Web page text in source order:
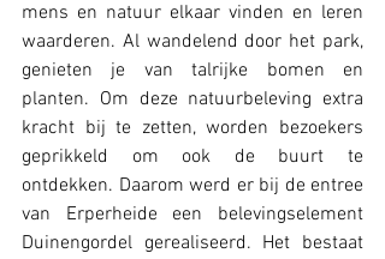
mens en natuur elkaar vinden en leren
waarderen. Al wandelend door het park,
genieten je van talrijke bomen en
planten. Om deze natuurbeleving extra
kracht bij te zetten, worden bezoekers
geprikkeld om ook de buurt te
ontdekken. Daarom werd er bij de entree
van Erperheide een belevingselement
Duinengordel gerealiseerd. Het bestaat